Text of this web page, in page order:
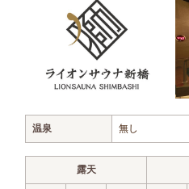
温泉 無し
露天